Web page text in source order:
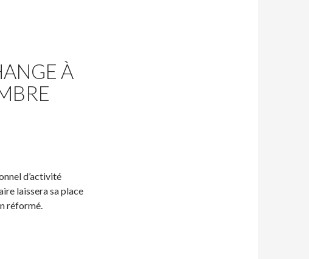
À
d’activité
laissera sa place
réformé.